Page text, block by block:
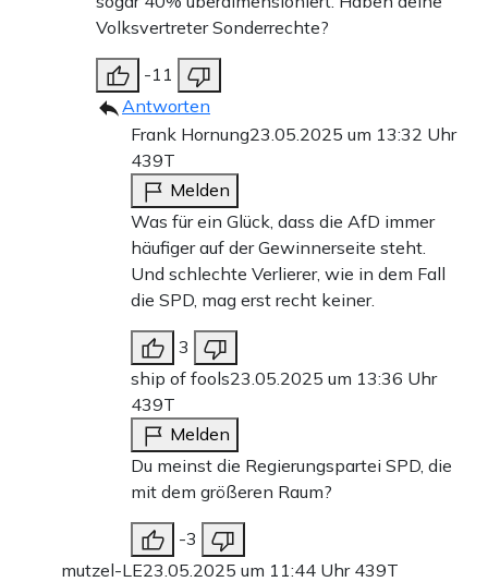
Volksvertreter Sonderrechte?
-11
Antworten
Frank Hornung23.05.2025 um 13:32 Uhr
439T
Melden
Was für ein Glück, dass die AfD immer
häufiger auf der Gewinnerseite steht.
Und schlechte Verlierer, wie in dem Fall
die SPD, mag erst recht keiner.
3
ship of fools23.05.2025 um 13:36 Uhr
439T
Melden
Du meinst die Regierungspartei SPD, die
mit dem größeren Raum?
-3
mutzel-LE23.05.2025 um 11:44 Uhr 439T